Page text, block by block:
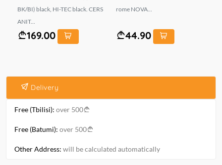
BK/BI) black, HI-TEC black. CERS
ANIT...
169.00
rome NOVA...
44.90
Delivery
Free (Tbilisi): over 500
Free (Batumi): over 500
Other Address: will be calculated automatically